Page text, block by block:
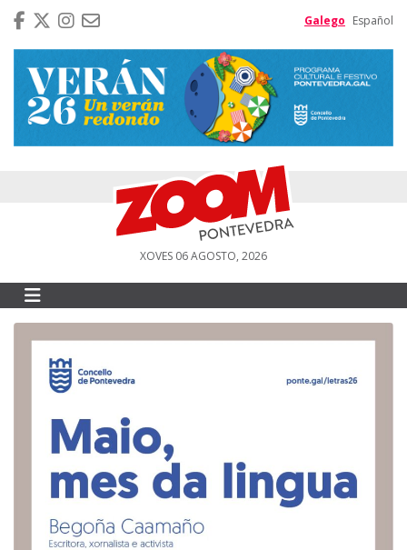
Galego Español
XOVES 06 AGOSTO, 2026